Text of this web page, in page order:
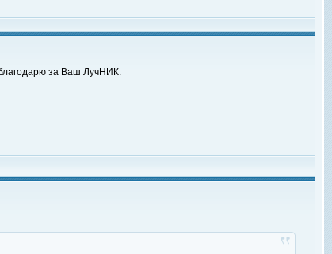
за Ваш ЛучНИК.